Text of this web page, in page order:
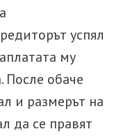
успял
му
После обаче
и размерът на
да се правят